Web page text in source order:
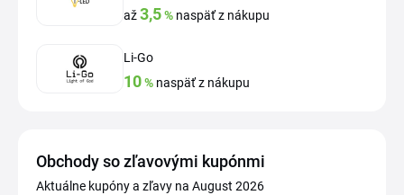
až3,5% naspäť z nákupu
Li-Go
10% naspäť z nákupu
Obchody so zľavovými kupónmi
Aktuálne kupóny a zľavy na August 2026